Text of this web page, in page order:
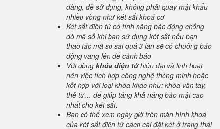
dàng, dễ sử dụng, không phải quay mật khẩu
nhiều vòng như két sắt khoá cơ
Két sắt điện tử có tính năng báo động chống
dò mã số khi bạn sử dụng két sắt nếu bạn
thao tác mã số sai quá 3 lần sẽ có chuông báo
động vang lên để cảnh báo
Với dòng khóa điện tửhiện đại và linh hoạt
nên việc tích hợp công nghệ thông minh hoặc
kết hợp với loại khóa khác như: khóa vân tay,
thẻ từ… để giúp tăng khả năng bảo mật cao
nhất cho két sắt.
Bạn có thể xem ngày giờ trên màn hình khoá
của két sắt điện tử cách cài đặt két ở trạng thái